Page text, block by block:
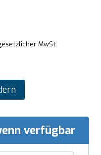
MwSt.
verfügbar